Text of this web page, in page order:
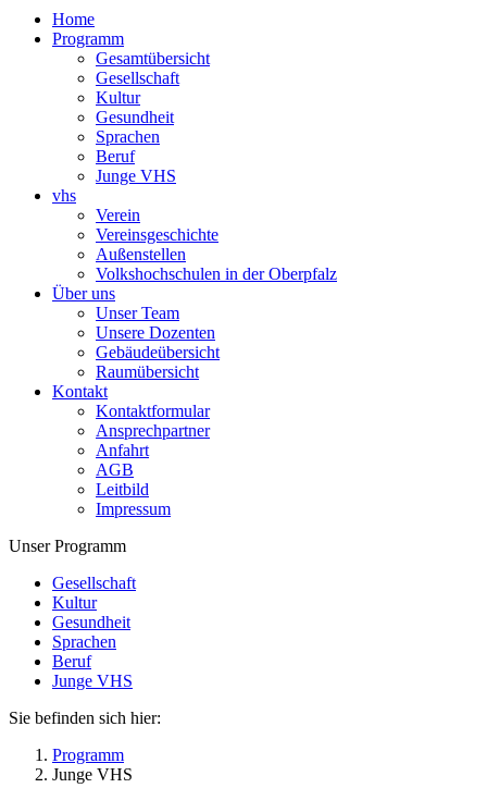
Home
Programm
Gesamtübersicht
Gesellschaft
Kultur
Gesundheit
Sprachen
Beruf
Junge VHS
vhs
Verein
Vereinsgeschichte
Außenstellen
Volkshochschulen in der Oberpfalz
Über uns
Unser Team
Unsere Dozenten
Gebäudeübersicht
Raumübersicht
Kontakt
Kontaktformular
Ansprechpartner
Anfahrt
AGB
Leitbild
Impressum
Unser Programm
Gesellschaft
Kultur
Gesundheit
Sprachen
Beruf
Junge VHS
Sie befinden sich hier:
Programm
Junge VHS